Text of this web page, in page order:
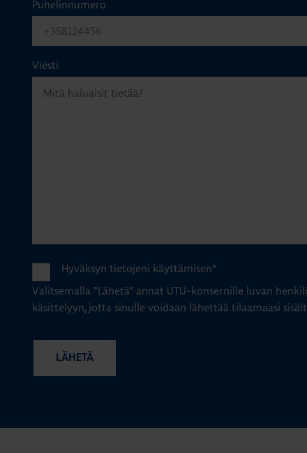
Puhelinnumero
Viesti
Hyväksyn tietojeni käyttämisen*
Valitsemalla "Lähetä" annat UTU-konsernille luvan
käsittelyyn, jotta sinulle voidaan lähettää tilaamaasi